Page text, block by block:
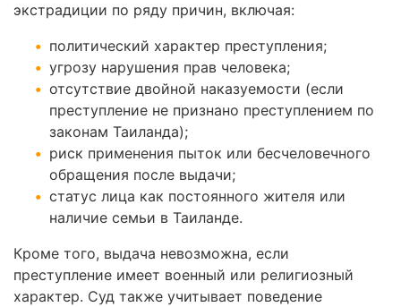
экстрадиции по ряду причин, включая:
политический характер преступления;
угрозу нарушения прав человека;
отсутствие двойной наказуемости (если
преступление не признано преступлением по
законам Таиланда);
риск применения пыток или бесчеловечного
обращения после выдачи;
статус лица как постоянного жителя или
наличие семьи в Таиланде.
Кроме того, выдача невозможна, если
преступление имеет военный или религиозный
характер. Суд также учитывает поведение